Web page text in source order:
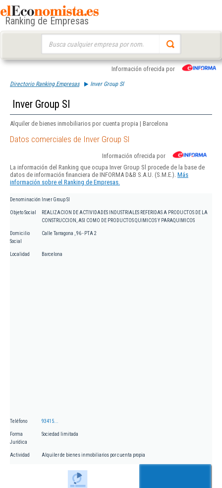
Ranking de Empresas
Información ofrecida por
Directorio Ranking Empresas Inver Group Sl
Inver Group Sl
Alquiler de bienes inmobiliarios por cuenta propia | Barcelona
Datos comerciales de Inver Group Sl
Información ofrecida por
La información del Ranking que ocupa Inver Group Sl procede de la base de
datos de información financiera de INFORMA D&B S.A.U. (S.M.E.). Más
información sobre el Ranking de Empresas.
Denominación Inver Group Sl
Objeto Social
REALIZACION DE ACTIVIDADES INDUSTRIALES REFERIDAS A PRODUCTOS DE LA
CONSTRUCCION, ASI COMO DE PRODUCTOS QUIMICOS Y PARAQUIMICOS
Domicilio
Social
Calle Tarragona , 96 - PTA 2
Localidad Barcelona
Teléfono 93415...
Forma
Jurídica
Sociedad limitada
Actividad Alquiler de bienes inmobiliarios por cuenta propia